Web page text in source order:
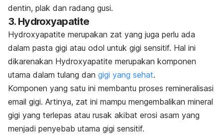
dentin, plak dan radang gusi.
3. Hydroxyapatite
Hydroxyapatite merupakan zat yang juga perlu ada
dalam pasta gigi atau odol untuk gigi sensitif. Hal ini
dikarenakan Hydroxyapatite merupakan komponen
utama dalam tulang dan gigi yang sehat.
Komponen yang satu ini membantu proses remineralisasi
email gigi. Artinya, zat ini mampu mengembalikan mineral
gigi yang terlepas atau rusak akibat erosi asam yang
menjadi penyebab utama gigi sensitif.